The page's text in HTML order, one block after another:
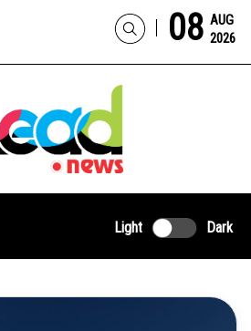
08 2026
AUG
Light Dark